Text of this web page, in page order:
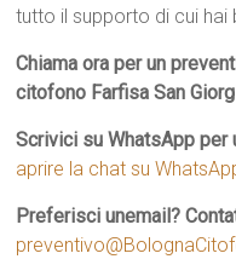
tutto il supporto di cui hai
Chiama ora per un
citofono Farfisa San
Scrivici su WhatsApp per
aprire la chat su
Preferisci unemail?